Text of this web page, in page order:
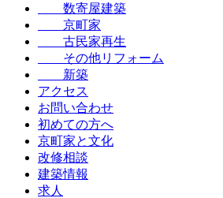
数寄屋建築
京町家
古民家再生
その他リフォーム
新築
アクセス
お問い合わせ
初めての方へ
京町家と文化
改修相談
建築情報
求人